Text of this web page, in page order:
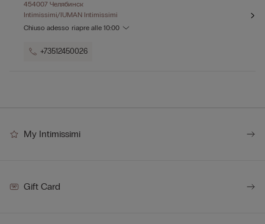
454007 Челябинск
Intimissimi/IUMAN Intimissimi
Chiuso adesso riapre alle 10:00
+73512450026
My Intimissimi
Gift Card